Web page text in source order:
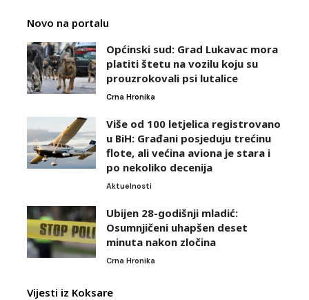
Novo na portalu
Općinski sud: Grad Lukavac mora
platiti štetu na vozilu koju su
prouzrokovali psi lutalice
Crna Hronika
Više od 100 letjelica registrovano
u BiH: Građani posjeduju trećinu
flote, ali većina aviona je stara i
po nekoliko decenija
Aktuelnosti
Ubijen 28-godišnji mladić:
Osumnjičeni uhapšen deset
minuta nakon zločina
Crna Hronika
Vijesti iz Koksare